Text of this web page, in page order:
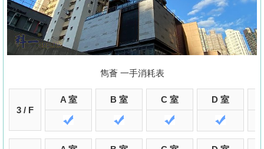
佈
置
業
關
我
雋薈 一手消耗表
3 / F
A 室 B 室 C 室 D 室